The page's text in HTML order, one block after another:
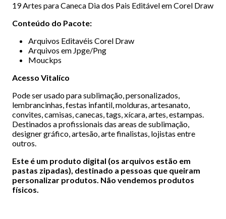
19 Artes para Caneca Dia dos Pais Editável em Corel Draw
Conteúdo do Pacote:
Arquivos Editavéis Corel Draw
Arquivos em Jpge/Png
Mouckps
Acesso Vitalíco
Pode ser usado para sublimação, personalizados,
lembrancinhas, festas infantil, molduras, artesanato,
convites, camisas, canecas, tags, xícara, artes, estampas.
Destinados a profissionais das areas de sublimação,
designer gráfico, artesão, arte finalistas, lojistas entre
outros.
Este é um produto digital (os arquivos estão em
pastas zipadas), destinado a pessoas que queiram
personalizar produtos. Não vendemos produtos
físicos.